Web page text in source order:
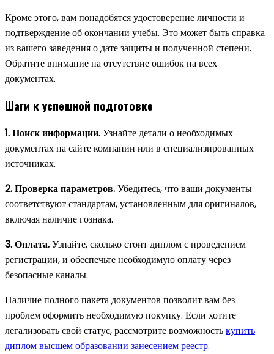
Кроме этого, вам понадобятся удостоверение личности и
подтверждение об окончании учебы. Это может быть справка
из вашего заведения о дате защиты и полученной степени.
Обратите внимание на отсутствие ошибок на всех
документах.
Шаги к успешной подготовке
1. Поиск информации.Узнайте детали о необходимых
документах на сайте компании или в специализированных
источниках.
2. Проверка параметров.Убедитесь, что ваши документы
соответствуют стандартам, установленным для оригиналов,
включая наличие гознака.
3. Оплата.Узнайте, сколько стоит диплом с проведением
регистрации, и обеспечьте необходимую оплату через
безопасные каналы.
Наличие полного пакета документов позволит вам без
проблем оформить необходимую покупку. Если хотите
легализовать свой статус, рассмотрите возможностькупить
диплом высшем образовании занесением реестр.